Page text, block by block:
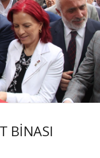
BİNASI